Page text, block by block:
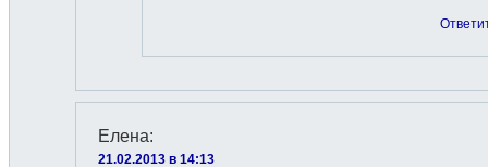
Елена:
21.02.2013 в 14:13